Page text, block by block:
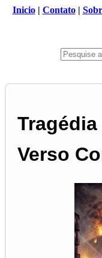
Inicio| Contato|
Verso